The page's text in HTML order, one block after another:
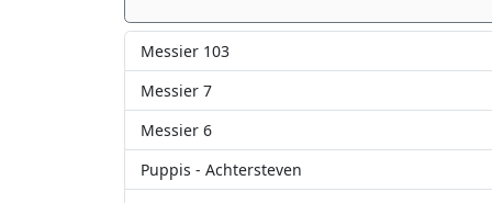
Messier 103
Messier 7
Messier 6
Puppis - Achtersteven